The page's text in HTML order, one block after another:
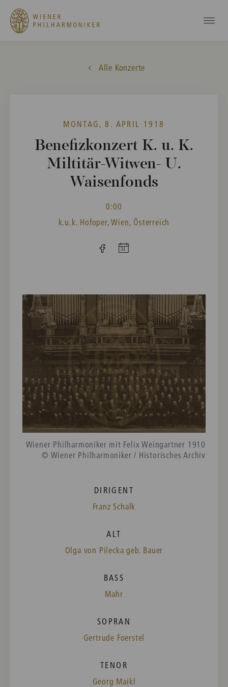
Alle Konzerte
MONTAG, 8. APRIL 1918
Benefizkonzert K. u. K.
Miltitär-Witwen- U.
Waisenfonds
0:00
k.u.k. Hofoper, Wien, Österreich
Wiener Philharmoniker mit Felix Weingartner 1910
© Wiener Philharmoniker / Historisches Archiv
DIRIGENT
Franz Schalk
ALT
Olga von Pilecka geb. Bauer
BASS
Mahr
SOPRAN
Gertrude Foerstel
TENOR
Georg Maikl